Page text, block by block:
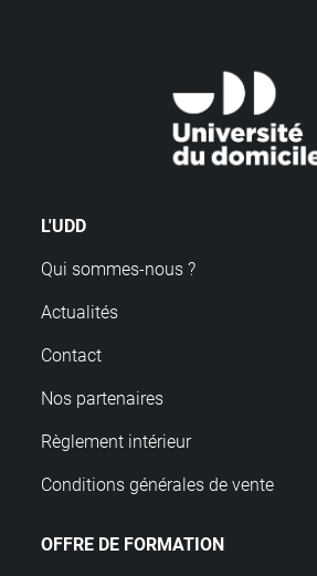
L'UDD
Qui sommes-nous ?
Actualités
Contact
Nos partenaires
Règlement intérieur
Conditions générales de vente
OFFRE DE FORMATION